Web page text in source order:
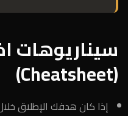
سيناريوهات
(Cheatsheet)
إذا كان هدفك الإطلاق خلال ≤14 يومًا